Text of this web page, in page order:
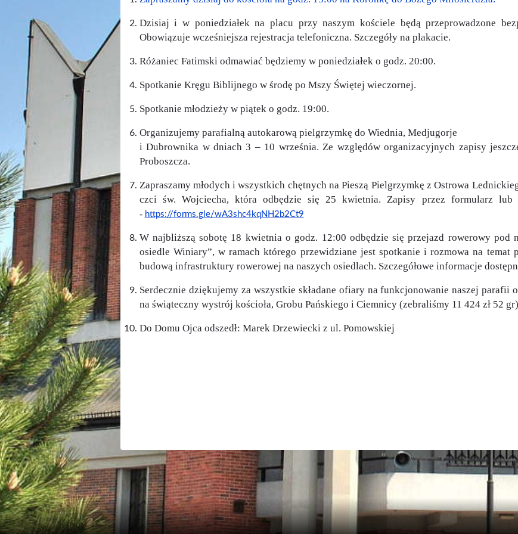
Dzisiaj i w poniedziałek na placu przy naszym kościele będą przeprowadzone
Obowiązuje wcześniejsza rejestracja telefoniczna. Szczegóły na plakacie.
Różaniec Fatimski odmawiać będziemy w poniedziałek o godz. 20:00.
Spotkanie Kręgu Biblijnego w środę po Mszy Świętej wieczornej.
Spotkanie młodzieży w piątek o godz. 19:00.
Organizujemy parafialną autokarową pielgrzymkę do Wiednia, Medjugorje
i Dubrownika w dniach 3 – 10 września. Ze względów organizacyjnych zapisy
Proboszcza.
Zapraszamy młodych i wszystkich chętnych na Pieszą Pielgrzymkę z Ostrowa
czci św. Wojciecha, która odbędzie się 25 kwietnia. Zapisy przez formularz
- https://forms.gle/wA3shc4kqNH2b2Ct9
W najbliższą sobotę 18 kwietnia o godz. 12:00 odbędzie się przejazd rowerowy pod
osiedle Winiary”, w ramach którego przewidziane jest spotkanie i rozmowa na temat
budową infrastruktury rowerowej na naszych osiedlach. Szczegółowe informacje
Serdecznie dziękujemy za wszystkie składane ofiary na funkcjonowanie naszej parafii
na świąteczny wystrój kościoła, Grobu Pańskiego i Ciemnicy (zebraliśmy 11 424 zł 52
Do Domu Ojca odszedł: Marek Drzewiecki z ul. Pomowskiej